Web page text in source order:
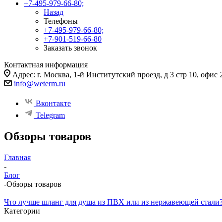
+7-495-979-66-80;
Назад
Телефоны
+7-495-979-66-80;
+7-901-519-66-80
Заказать звонок
Контактная информация
Адрес: г. Москва, 1-й Институтский проезд, д 3 стр 10, офис
info@weterm.ru
Вконтакте
Telegram
Обзоры товаров
Главная
-
Блог
-Обзоры товаров
Что лучше шланг для душа из ПВХ или из нержавеющей
Категории